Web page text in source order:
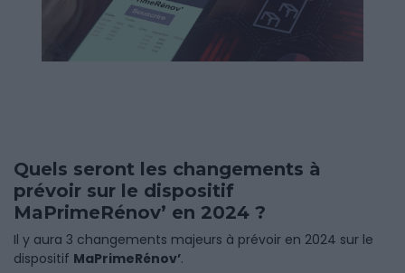
Quels seront les changements à
prévoir sur le dispositif
MaPrimeRénov’ en 2024 ?
Il y aura 3 changements majeurs à prévoir en 2024 sur le
dispositif MaPrimeRénov’.